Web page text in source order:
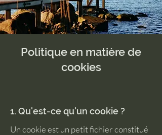
Politique en matière de
cookies
1. Qu'est-ce qu'un cookie ?
Un cookie est un petit fichier constitué